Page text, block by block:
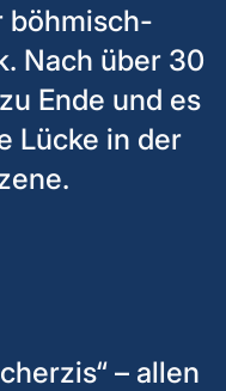
böhmisch-
Nach über 30
Ende und es
Lücke in der
– allen